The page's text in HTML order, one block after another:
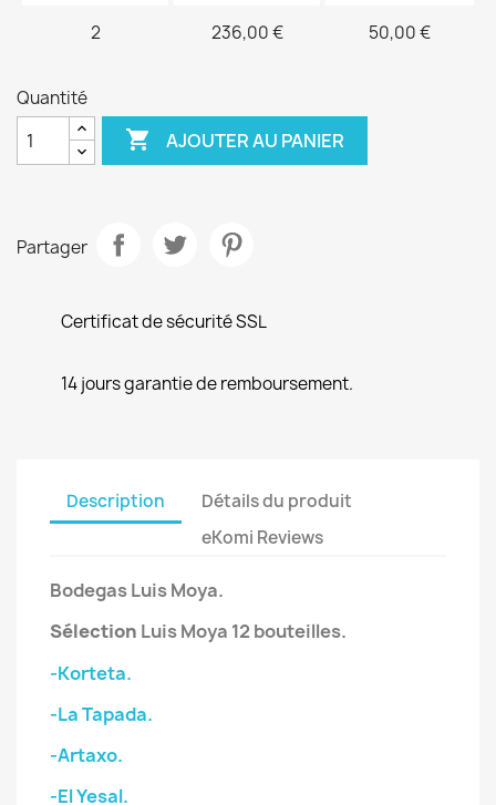
2 236,00 € 50,00 €
Quantité
 AJOUTER AU PANIER
Partager
Certificat de sécurité SSL
14 jours garantie de remboursement.
Description
Détails du produit
eKomi Reviews
BodegasLuis Moya.
Sélection Luis Moya 12 bouteilles.
-Korteta.
-La Tapada.
-Artaxo.
-El Yesal.